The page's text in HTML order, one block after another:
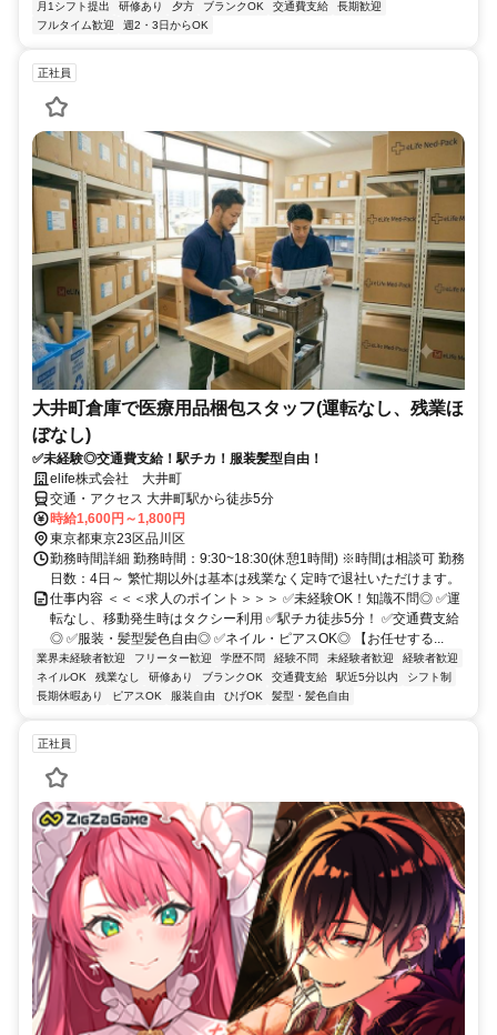
月1シフト提出 研修あり 夕方 ブランクOK 交通費支給
長期歓迎
フルタイム歓迎
週2・3日からOK
正社員
大井町倉庫で医療用品梱包スタッフ(運転なし、残業ほ
ぼなし)
✅未経験◎交通費支給！駅チカ！服装髪型自由！
elife株式会社 大井町
交通・アクセス 大井町駅から徒歩5分
時給1,600円～1,800円
東京都東京23区品川区
勤務時間詳細 勤務時間：9:30~18:30(休憩1時間) ※時間は相談可 勤務
日数：4日～ 繁忙期以外は基本は残業なく定時で退社いただけます。
仕事内容 ＜＜＜求人のポイント＞＞＞ ✅未経験OK！知識不問◎ ✅運
転なし、移動発生時はタクシー利用 ✅駅チカ徒歩5分！ ✅交通費支給
◎ ✅服装・髪型髪色自由◎ ✅ネイル・ピアスOK◎ 【お任せする...
業界未経験者歓迎 フリーター歓迎 学歴不問 経験不問 未経験者歓迎
経験者歓迎
ネイルOK
残業なし 研修あり ブランクOK 交通費支給 駅近5分以内
シフト制
長期休暇あり
ピアスOK 服装自由 ひげOK 髪型・髪色自由
正社員